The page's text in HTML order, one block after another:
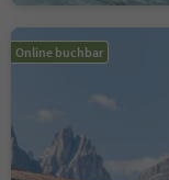
Online buchbar